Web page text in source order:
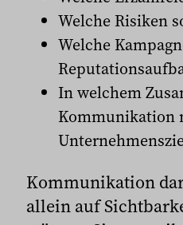
Welche Risiken
Welche
In welchem
Kommunikation
Kommunikation
allein auf